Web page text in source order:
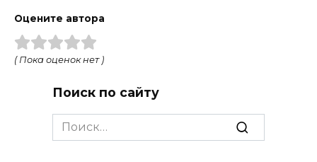
Оцените автора
( Пока оценок нет )
Поиск по сайту
Search
for: